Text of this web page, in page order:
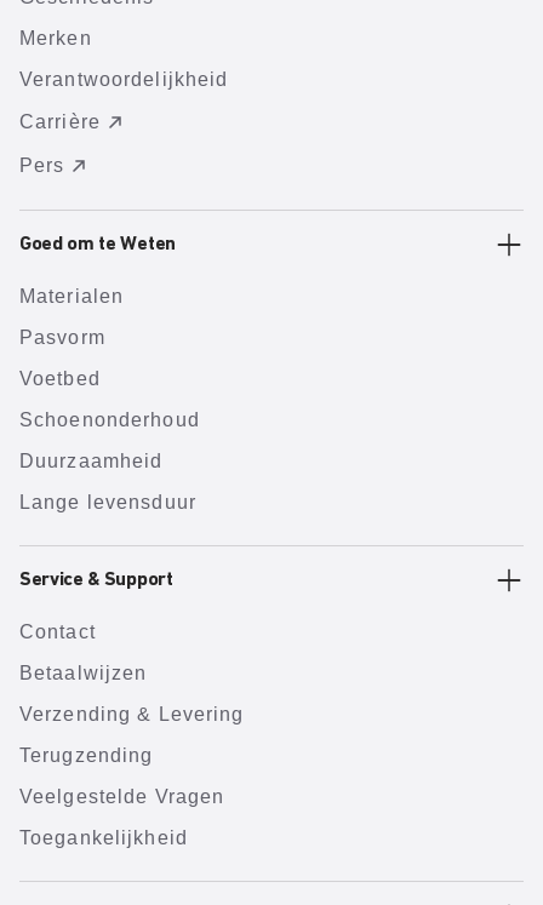
Merken
Verantwoordelijkheid
Carrière
Pers
Goed om te Weten
Materialen
Pasvorm
Voetbed
Schoenonderhoud
Duurzaamheid
Lange levensduur
Service & Support
Contact
Betaalwijzen
Verzending & Levering
Terugzending
Veelgestelde Vragen
Toegankelijkheid